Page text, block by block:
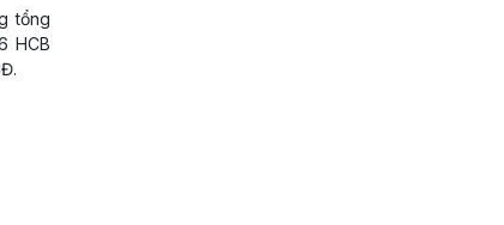
tổng
HCB